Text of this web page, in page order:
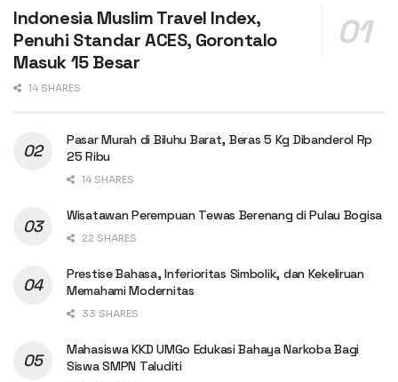
Indonesia Muslim Travel Index,
Penuhi Standar ACES, Gorontalo
Masuk 15 Besar
14 SHARES
Pasar Murah di Biluhu Barat, Beras 5 Kg Dibanderol Rp
25 Ribu
14 SHARES
Wisatawan Perempuan Tewas Berenang di Pulau Bogisa
22 SHARES
Prestise Bahasa, Inferioritas Simbolik, dan Kekeliruan
Memahami Modernitas
33 SHARES
Mahasiswa KKD UMGo Edukasi Bahaya Narkoba Bagi
Siswa SMPN Taluditi